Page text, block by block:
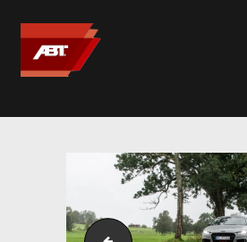
ABT
MARQUES
LE SUR-MESURE
ABT
CONTACT